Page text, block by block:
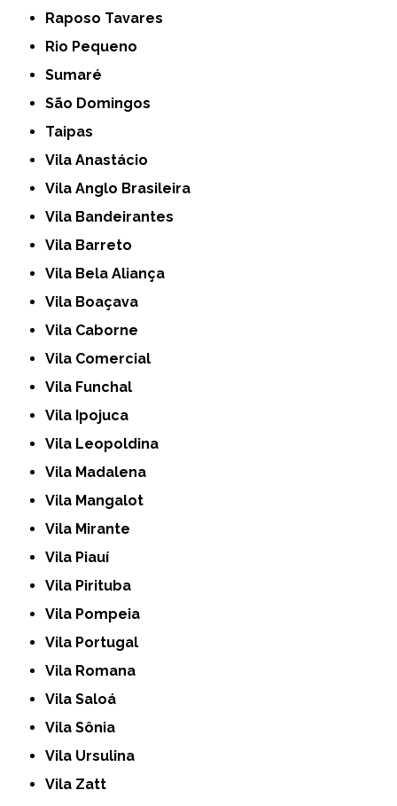
Raposo Tavares
Rio Pequeno
Sumaré
São Domingos
Taipas
Vila Anastácio
Vila Anglo Brasileira
Vila Bandeirantes
Vila Barreto
Vila Bela Aliança
Vila Boaçava
Vila Caborne
Vila Comercial
Vila Funchal
Vila Ipojuca
Vila Leopoldina
Vila Madalena
Vila Mangalot
Vila Mirante
Vila Piauí
Vila Pirituba
Vila Pompeia
Vila Portugal
Vila Romana
Vila Saloá
Vila Sônia
Vila Ursulina
Vila Zatt